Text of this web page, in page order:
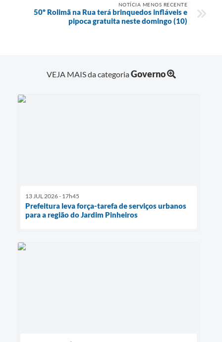
NOTÍCIA MENOS RECENTE
50º Rolimã na Rua terá brinquedos infláveis e
pipoca gratuita neste domingo (10)
VEJA MAIS da categoriaGoverno
13 JUL 2026 - 17h45
Prefeitura leva força-tarefa de serviços urbanos
para a região do Jardim Pinheiros